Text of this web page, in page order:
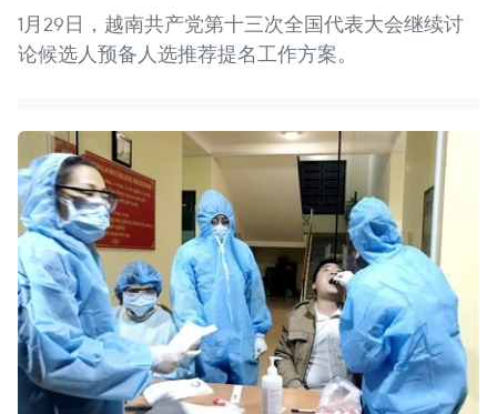
1月29日，越南共产党第十三次全国代表大会继续讨
论候选人预备人选推荐提名工作方案。